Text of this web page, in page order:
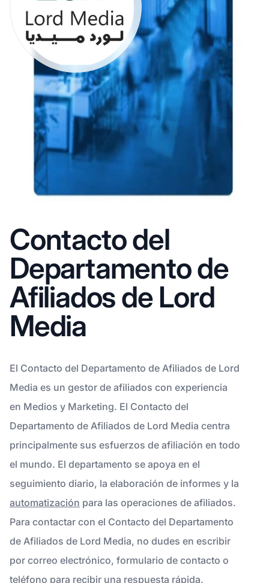
Contacto del
Departamento de
Afiliados de Lord
Media
El Contacto del Departamento de Afiliados de Lord
Media es un gestor de afiliados con experiencia
en Medios y Marketing. El Contacto del
Departamento de Afiliados de Lord Media centra
principalmente sus esfuerzos de afiliación en todo
el mundo. El departamento se apoya en el
seguimiento diario, la elaboración de informes y la
automatización para las operaciones de afiliados.
Para contactar con el Contacto del Departamento
de Afiliados de Lord Media, no dudes en escribir
por correo electrónico, formulario de contacto o
teléfono para recibir una respuesta rápida.